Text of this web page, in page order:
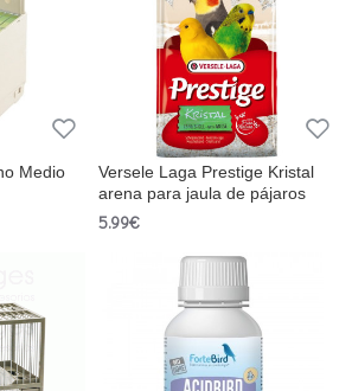
Medio
Versele Laga Prestige Kristal
arena para jaula de pájaros
5.99€